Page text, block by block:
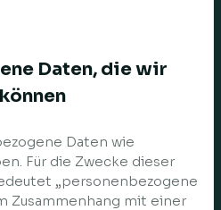
Daten, die wir
Daten wie
Für die Zwecke dieser
„personenbezogene
Zusammenhang mit einer